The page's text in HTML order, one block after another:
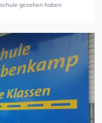
gesehen haben